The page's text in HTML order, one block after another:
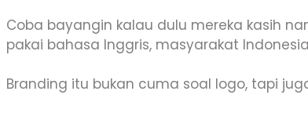
Coba bayangin kalau dulu mereka kasih
pakai bahasa Inggris, masyarakat
Branding itu bukan cuma soal logo, tapi